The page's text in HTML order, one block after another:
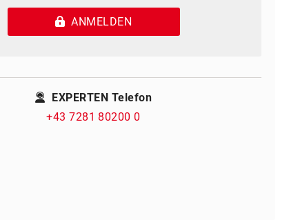
ANMELDEN
EXPERTEN Telefon
+43 7281 80200 0